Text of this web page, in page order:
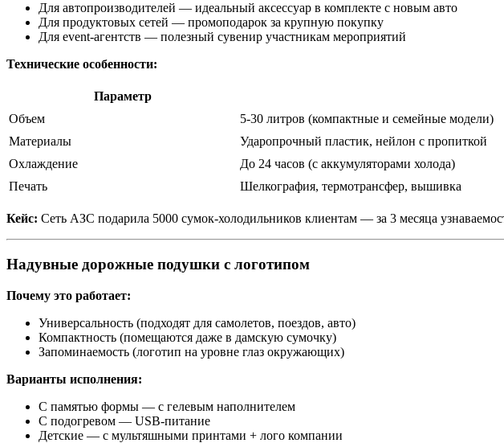
Для автопроизводителей — идеальный аксессуар в комплекте с новым авто
Для продуктовых сетей — промоподарок за крупную покупку
Для event-агентств — полезный сувенир участникам мероприятий
Технические особенности:
Параметр
Объем
5-30 литров (компактные и семейные модели)
Материалы
Ударопрочный пластик, нейлон с пропиткой
Охлаждение
До 24 часов (с аккумуляторами холода)
Печать
Шелкография, термотрансфер, вышивка
Кейс: Сеть АЗС подарила 5000 сумок-холодильников клиентам — за 3 месяца
Надувные дорожные подушки с логотипом
Почему это работает:
Универсальность (подходят для самолетов, поездов, авто)
Компактность (помещаются даже в дамскую сумочку)
Запоминаемость (логотип на уровне глаз окружающих)
Варианты исполнения:
С памятью формы — с гелевым наполнителем
С подогревом — USB-питание
Детские — с мультяшными принтами + лого компании